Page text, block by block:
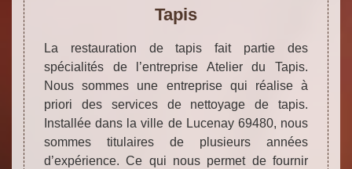
Tapis
La restauration de tapis fait partie des
spécialités de l’entreprise Atelier du Tapis.
Nous sommes une entreprise qui réalise à
priori des services de nettoyage de tapis.
Installée dans la ville de Lucenay 69480, nous
sommes titulaires de plusieurs années
d’expérience. Ce qui nous permet de fournir